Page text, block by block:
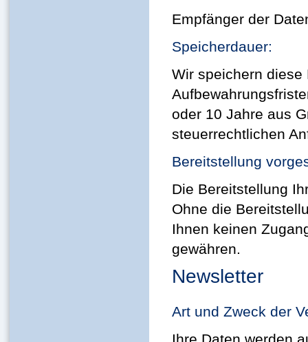
Empfänger der
Speicherdauer:
Wir speichern
oder 10 Jahre aus
steuerrechtlichen
Bereitstellung
Die Bereitstellung
Ohne die
Ihnen keinen
gewähren.
Newsletter
Art und Zweck der